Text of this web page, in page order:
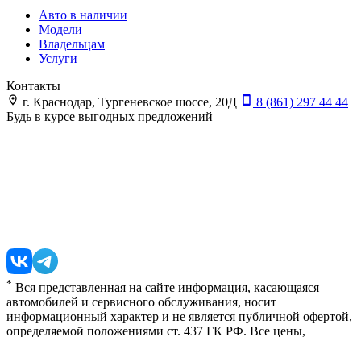
Авто в наличии
Модели
Владельцам
Услуги
Контакты
г. Краснодар, Тургеневское шоссе, 20Д
8 (861) 297 44 44
Будь в курсе выгодных предложений
* Вся представленная на сайте информация, касающаяся
автомобилей и сервисного обслуживания, носит
информационный характер и не является публичной офертой,
определяемой положениями ст. 437 ГК РФ. Все цены,